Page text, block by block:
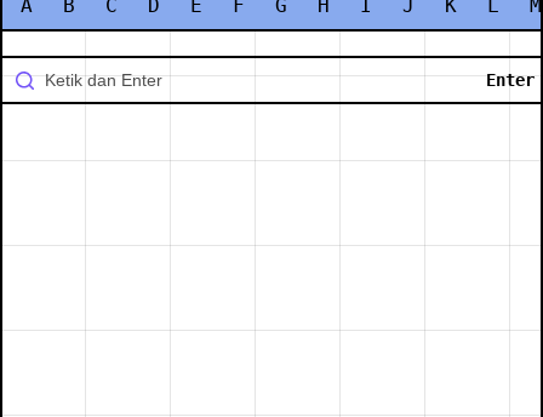
A B C D E F G H I J K L M